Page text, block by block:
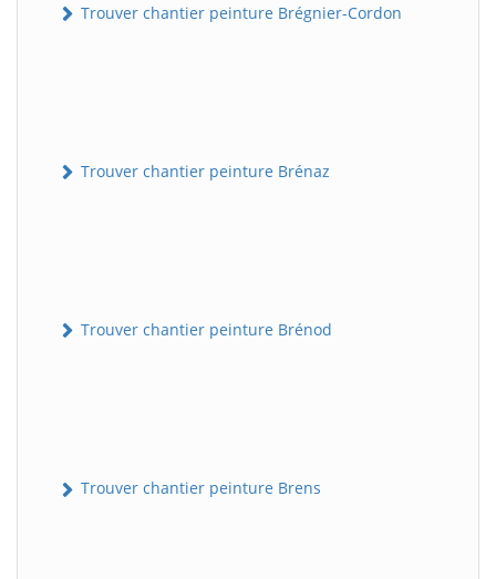
Trouver chantier peinture Brégnier-Cordon
Trouver chantier peinture Brénaz
Trouver chantier peinture Brénod
Trouver chantier peinture Brens